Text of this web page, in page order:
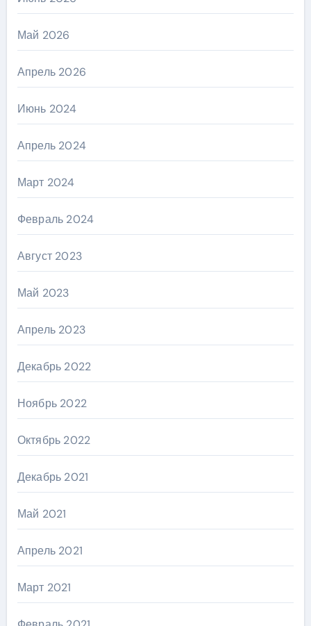
Май 2026
Апрель 2026
Июнь 2024
Апрель 2024
Март 2024
Февраль 2024
Август 2023
Май 2023
Апрель 2023
Декабрь 2022
Ноябрь 2022
Октябрь 2022
Декабрь 2021
Май 2021
Апрель 2021
Март 2021